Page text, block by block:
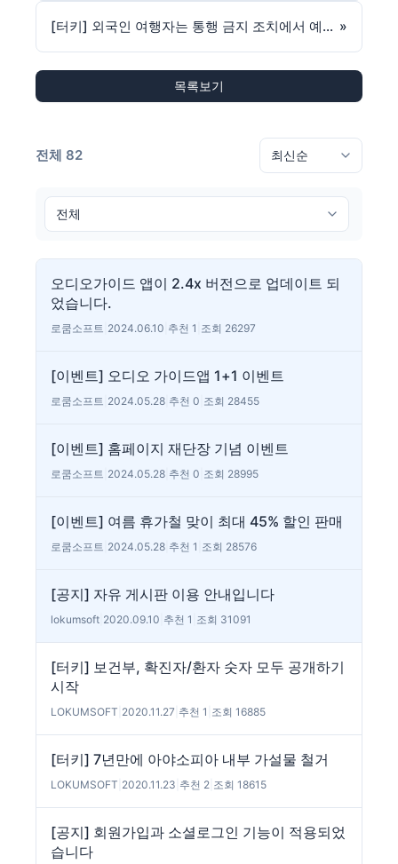
[터키] 외국인 여행자는 통행 금지 조치에서 예외 적용 »
목록보기
전체 82
오디오가이드 앱이 2.4x 버전으로 업데이트 되
었습니다.
로쿰소프트 2024.06.10 추천 1 조회 26297
[이벤트] 오디오 가이드앱 1+1 이벤트
로쿰소프트 2024.05.28 추천 0 조회 28455
[이벤트] 홈페이지 재단장 기념 이벤트
로쿰소프트 2024.05.28 추천 0 조회 28995
[이벤트] 여름 휴가철 맞이 최대 45% 할인 판매
로쿰소프트 2024.05.28 추천 1 조회 28576
[공지] 자유 게시판 이용 안내입니다
lokumsoft 2020.09.10 추천 1 조회 31091
[터키] 보건부, 확진자/환자 숫자 모두 공개하기
시작
LOKUMSOFT 2020.11.27 추천 1 조회 16885
[터키] 7년만에 아야소피아 내부 가설물 철거
LOKUMSOFT 2020.11.23 추천 2 조회 18615
[공지] 회원가입과 소셜로그인 기능이 적용되었
습니다